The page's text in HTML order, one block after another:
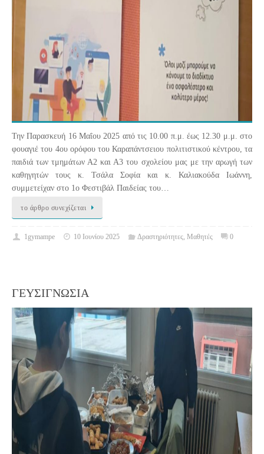
Την Παρασκευή 16 Μαΐου 2025 από τις 10.00 π.μ. έως 12.30 μ.μ. στο
φουαγιέ του 4ου ορόφου του Καραπάντσειου πολιτιστικού κέντρου, τα
παιδιά των τμημάτων Α2 και Α3 του σχολείου μας με την αρωγή των
καθηγητών τους κ. Τσάλα Σοφία και κ. Καλιακούδα Ιωάννη,
συμμετείχαν στο 1ο Φεστιβάλ Παιδείας του…
το άρθρο συνεχίζεται
1gymampe 10 Ιουνίου 2025 Δραστηριότητες, Μαθητές 0
ΓΕΥΣΙΓΝΩΣΙΑ